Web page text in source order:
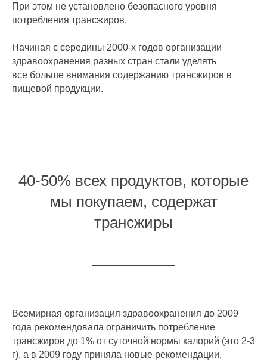
При этом не установлено безопасного уровня
потребления трансжиров.
Начиная с середины 2000-х годов организации
здравоохранения разных стран стали уделять
все больше внимания содержанию трансжиров в
пищевой продукции.
40-50% всех продуктов, которые
мы покупаем, содержат
трансжиры
Всемирная организация здравоохранения до 2009
года рекомендовала ограничить потребление
трансжиров до 1% от суточной нормы калорий (это 2-3
г), а в 2009 году приняла новые рекомендации,